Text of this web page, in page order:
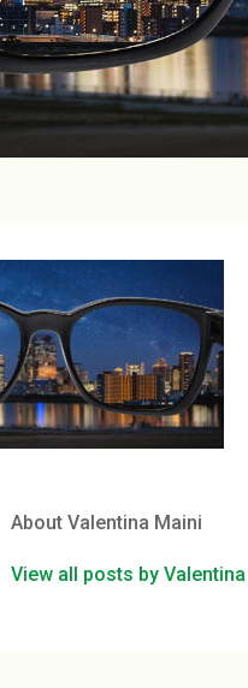
About Valentina Maini
View all posts by